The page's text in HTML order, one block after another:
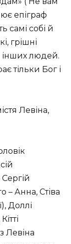
епіграф
самі собі й
грішні
інших людей.
тільки Бог і
Левіна,
– Анна, Стіва
Доллі
Левіна